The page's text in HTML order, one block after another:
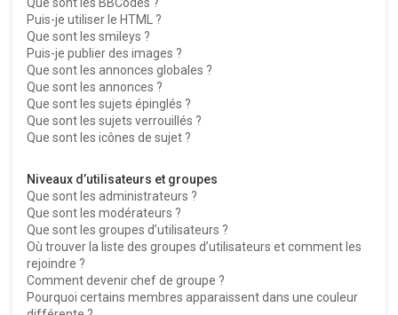
Puis-je utiliser le HTML ?
Que sont les smileys ?
Puis-je publier des images ?
Que sont les annonces globales ?
Que sont les annonces ?
Que sont les sujets épinglés ?
Que sont les sujets verrouillés ?
Que sont les icônes de sujet ?
Niveaux d’utilisateurs et groupes
Que sont les administrateurs ?
Que sont les modérateurs ?
Que sont les groupes d’utilisateurs ?
Où trouver la liste des groupes d’utilisateurs et comment les
rejoindre ?
Comment devenir chef de groupe ?
Pourquoi certains membres apparaissent dans une couleur